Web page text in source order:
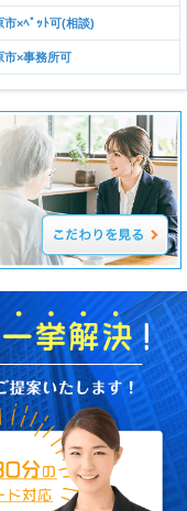
市×ﾍﾟｯﾄ可(相談)
市×事務所可